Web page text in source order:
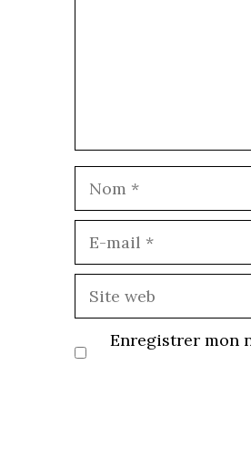
Enregistrer mon